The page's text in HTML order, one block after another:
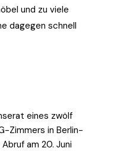
und zu viele
dagegen schnell
eines zwölf
Zimmers in Berlin-
am 20. Juni